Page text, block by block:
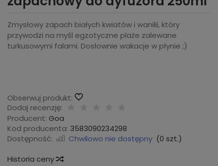
Zmysłowy zapach białych kwiatów i wanilii, który
przywodzi na myśl egzotyczne plaże zalewane
turkusowymi falami. Dosłownie wakacje w płynie ;)
Obserwuj produkt:
Dodaj recenzję:
Producent: Goa
Kod producenta: 3583090234298
Dostępność:
Chwilowo nie dostępny (0 szt.)
Historia ceny